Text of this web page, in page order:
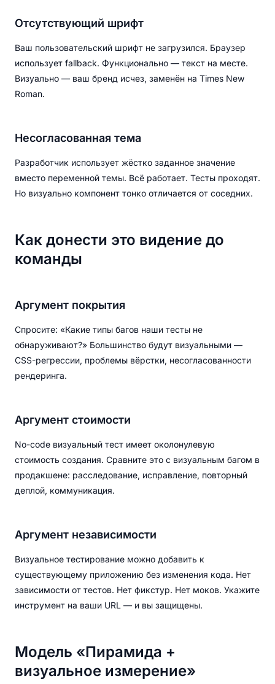
Отсутствующий шрифт
Ваш пользовательский шрифт не загрузился. Браузер
использует fallback. Функционально — текст на месте.
Визуально — ваш бренд исчез, заменён на Times New
Roman.
Несогласованная тема
Разработчик использует жёстко заданное значение
вместо переменной темы. Всё работает. Тесты проходят.
Но визуально компонент тонко отличается от соседних.
Как донести это видение до
команды
Аргумент покрытия
Спросите: «Какие типы багов наши тесты не
обнаруживают?» Большинство будут визуальными —
CSS-регрессии, проблемы вёрстки, несогласованности
рендеринга.
Аргумент стоимости
No-code визуальный тест имеет околонулевую
стоимость создания. Сравните это с визуальным багом в
продакшене: расследование, исправление, повторный
деплой, коммуникация.
Аргумент независимости
Визуальное тестирование можно добавить к
существующему приложению без изменения кода. Нет
зависимости от тестов. Нет фикстур. Нет моков. Укажите
инструмент на ваши URL — и вы защищены.
Модель «Пирамида +
визуальное измерение»